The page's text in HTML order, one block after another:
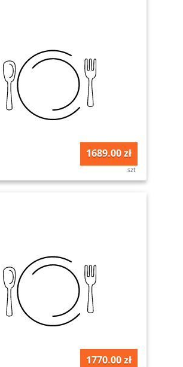
1689.00 zł
szt
1770.00 zł